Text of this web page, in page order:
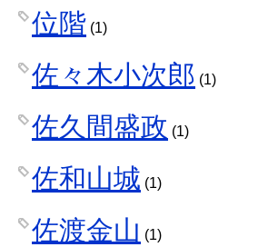
位階 (1)
佐々木小次郎 (1)
佐久間盛政 (1)
佐和山城 (1)
佐渡金山 (1)